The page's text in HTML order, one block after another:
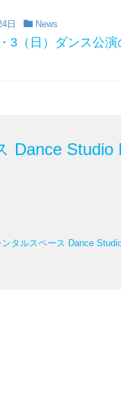
日 News
3（日）ダンス公
Dance
タルスペース Dance